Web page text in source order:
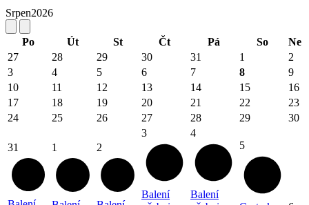
Srpen2026
Po Út St Čt Pá So
Ne
27
28 29 30 31 1
2
3
4 5 6 7 8
9
10
11 12 13 14 15
16
17
18 19 20 21 22
23
24
25 26 27 28 29 30
31 1 2
3
Balení
4
Balení
5